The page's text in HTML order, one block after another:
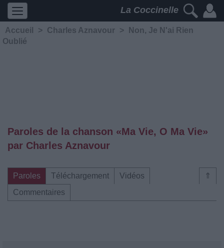
La Coccinelle
Accueil > Charles Aznavour >
Non, Je N'ai Rien
Oublié
Paroles de la chanson «Ma Vie, O Ma Vie»
par Charles Aznavour
⇑
Paroles Téléchargement
Vidéos
Commentaires